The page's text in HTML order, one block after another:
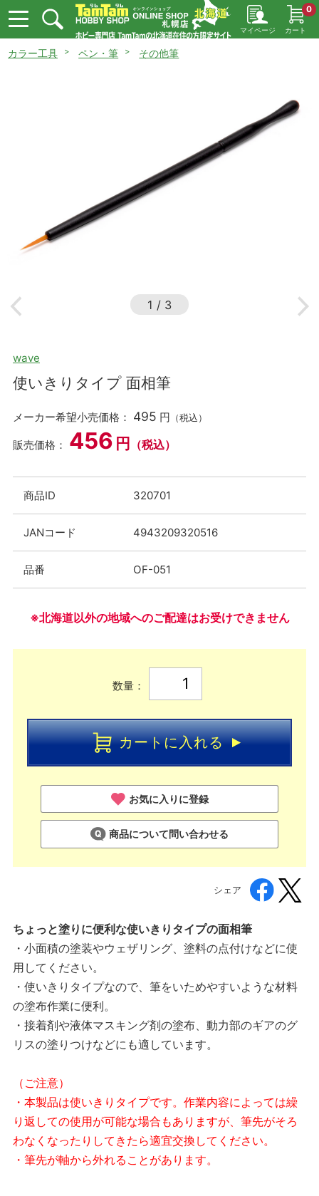
マイページ カート
0
カラー工具 ペン・筆 その他筆
1 / 3
wave
使いきりタイプ 面相筆
メーカー希望小売価格： 495 円 （税込）
販売価格： 456 円 （税込）
商品ID 320701
JANコード 4943209320516
品番 OF-051
※北海道以外の地域へのご配達はお受けできません
数量：
カートに入れる
お気に入りに登録
商品について問い合わせる
シェア
ちょっと塗りに便利な使いきりタイプの面相筆
・小面積の塗装やウェザリング、塗料の点付けなどに使
用してください。
・使いきりタイプなので、筆をいためやすいような材料
の塗布作業に便利。
・接着剤や液体マスキング剤の塗布、動力部のギアのグ
リスの塗りつけなどにも適しています。
（ご注意）
・本製品は使いきりタイプです。作業内容によっては繰
り返しての使用が可能な場合もありますが、筆先がそろ
わなくなったりしてきたら適宜交換してください。
・筆先が軸から外れることがあります。